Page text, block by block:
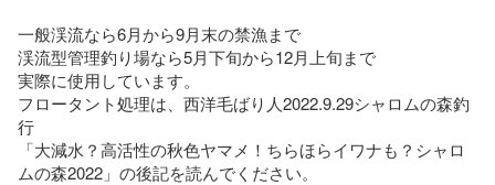
一般渓流なら6月から9月末の禁漁まで
渓流型管理釣り場なら5月下旬から12月上旬まで
実際に使用しています。
フロータント処理は、西洋毛ばり人2022.9.29シャロムの森釣
行
「大減水？高活性の秋色ヤマメ！ちらほらイワナも？シャロ
ムの森2022」の後記を読んでください。